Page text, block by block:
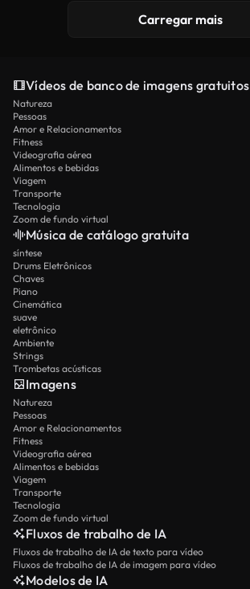
Carregar mais
Vídeos de banco de imagens gratuitos
Natureza
Pessoas
Amor e Relacionamentos
Fitness
Videografia aérea
Alimentos e bebidas
Viagem
Transporte
Tecnologia
Zoom de fundo virtual
Música de catálogo gratuita
síntese
Drums Eletrônicos
Chaves
Piano
Cinemática
suave
eletrônico
Ambiente
Strings
Trombetas acústicas
Imagens
Natureza
Pessoas
Amor e Relacionamentos
Fitness
Videografia aérea
Alimentos e bebidas
Viagem
Transporte
Tecnologia
Zoom de fundo virtual
Fluxos de trabalho de IA
Fluxos de trabalho de IA de texto para vídeo
Fluxos de trabalho de IA de imagem para vídeo
Modelos de IA